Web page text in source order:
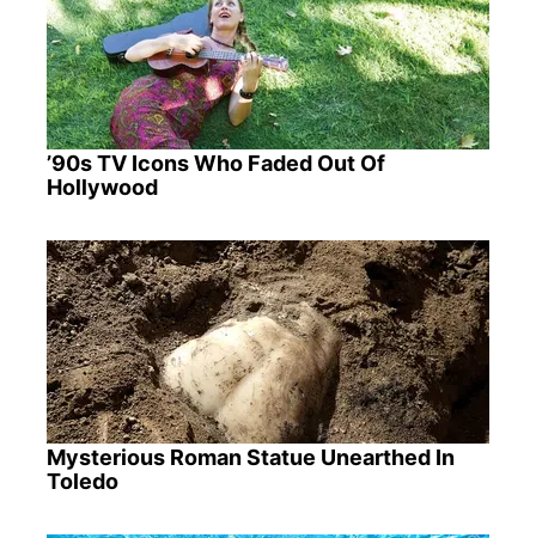
’90s TV Icons Who Faded Out Of
Hollywood
Mysterious Roman Statue Unearthed In
Toledo